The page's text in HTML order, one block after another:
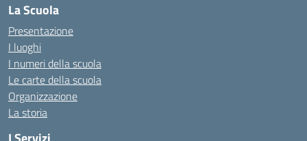
La Scuola
Presentazione
I luoghi
I numeri della scuola
Le carte della scuola
Organizzazione
La storia